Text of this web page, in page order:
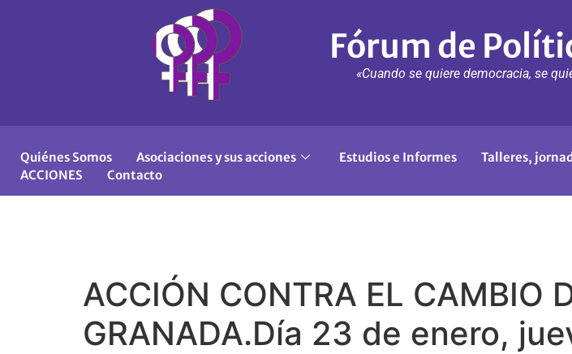
Fórum de
«Cuando se quiere democracia, se
Quiénes Somos Asociaciones y sus acciones Estudios e Informes Talleres,
ACCIONES
Contacto
ACCIÓN CONTRA EL CAMBIO
GRANADA.Día 23 de enero,